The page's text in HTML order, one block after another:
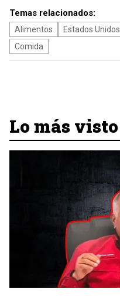
Temas relacionados:
Alimentos Estados Unidos
Comida
Lo más visto